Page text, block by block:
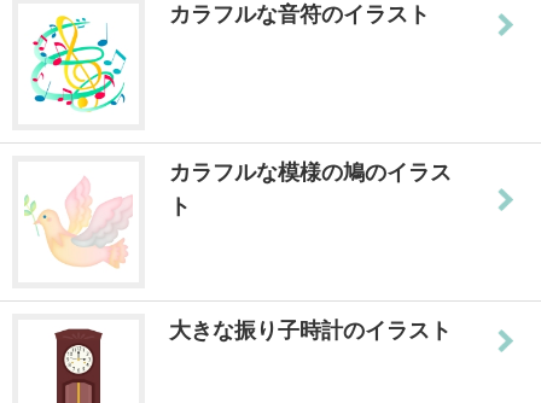
カラフルな音符のイラスト
カラフルな模様の鳩のイラス
ト
大きな振り子時計のイラスト